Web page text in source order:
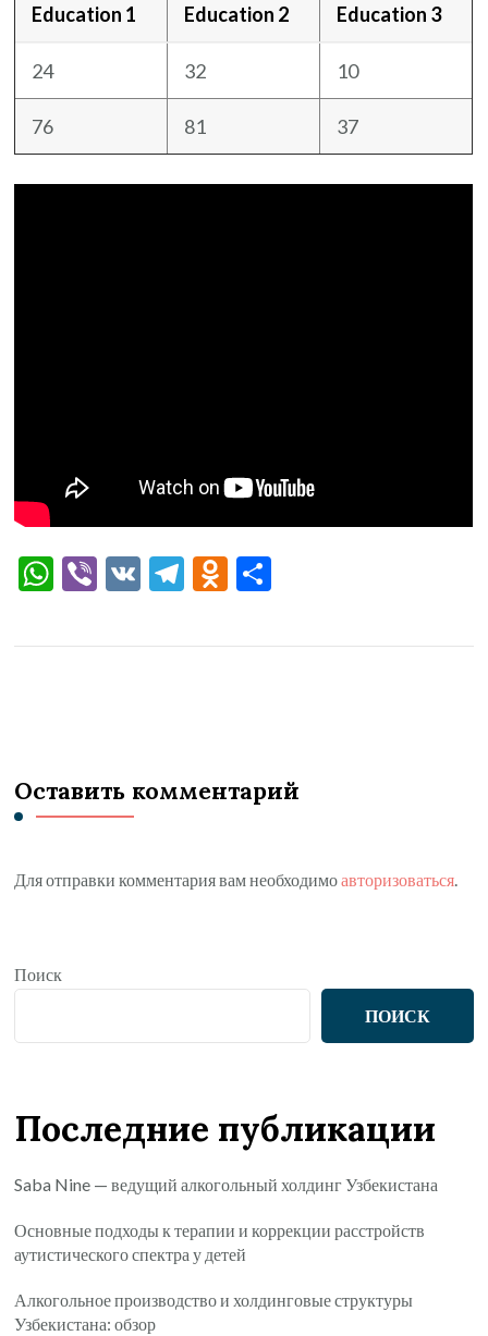
Education 1 Education 2 Education 3
24 32 10
76 81 37
WhatsApp
Viber
VK Telegram
Odnoklassniki
Оставить комментарий
Для отправки комментария вам необходимоавторизоваться.
Поиск
ПОИСК
Последние публикации
Saba Nine — ведущий алкогольный холдинг Узбекистана
Основные подходы к терапии и коррекции расстройств
аутистического спектра у детей
Алкогольное производство и холдинговые структуры
Узбекистана: обзор